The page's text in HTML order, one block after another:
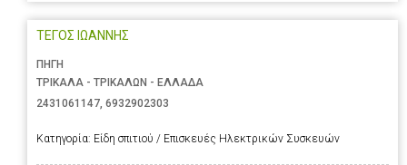
ΤΕΓΟΣ ΙΩΑΝΝΗΣ
ΠΗΓΗ
ΤΡΙΚΑΛΑ - ΤΡΙΚΑΛΩΝ - ΕΛΛΑΔΑ
2431061147, 6932902303
Κατηγορία: Είδη σπιτιού / Επισκευές Ηλεκτρικών Συσκευών